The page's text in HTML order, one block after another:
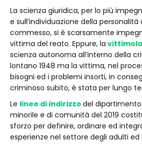
La scienza giuridica, per lo più
e sull’individuazione della personalità
commesso, si è scarsamente
vittima del reato. Eppure, la
scienza autonoma all’interno della
lontano 1948 ma la vittima, nel
bisogni ed i problemi insorti, in
criminoso subito, è stata per lungo
Le linee di indirizzo del
minorile e di comunità del 2019
sforzo per definire, ordinare ed
esperienze nel settore degli adulti ed